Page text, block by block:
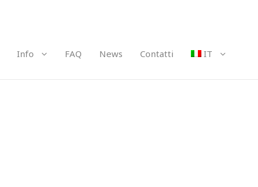
Info FAQ News Contatti IT